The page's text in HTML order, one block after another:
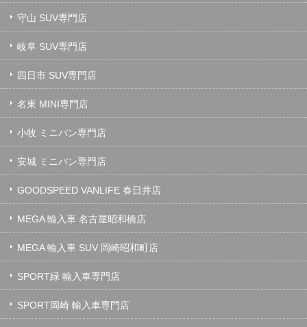
守山 SUV専門店
岐阜 SUV専門店
四日市 SUV専門店
名東 MINI専門店
小牧 ミニバン専門店
安城 ミニバン専門店
GOODSPEED VANLIFE 春日井店
MEGA 輸入車 名古屋昭和橋店
MEGA 輸入車 SUV 岡崎昭和町店
SPORT緑 輸入車専門店
SPORT岡崎 輸入車専門店